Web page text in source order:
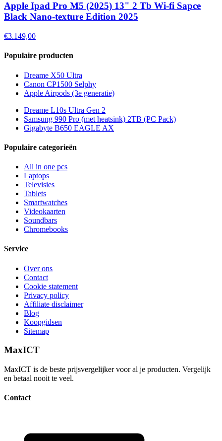
Apple Ipad Pro M5 (2025) 13" 2 Tb Wi-fi Sapce
Black Nano-texture Edition 2025
€3.149,00
Populaire producten
Dreame X50 Ultra
Canon CP1500 Selphy
Apple Airpods (3e generatie)
Dreame L10s Ultra Gen 2
Samsung 990 Pro (met heatsink) 2TB (PC Pack)
Gigabyte B650 EAGLE AX
Populaire categorieën
All in one pcs
Laptops
Televisies
Tablets
Smartwatches
Videokaarten
Soundbars
Chromebooks
Service
Over ons
Contact
Cookie statement
Privacy policy
Affiliate disclaimer
Blog
Koopgidsen
Sitemap
MaxICT
MaxICT is de beste prijsvergelijker voor al je producten. Vergelijk
en betaal nooit te veel.
Contact